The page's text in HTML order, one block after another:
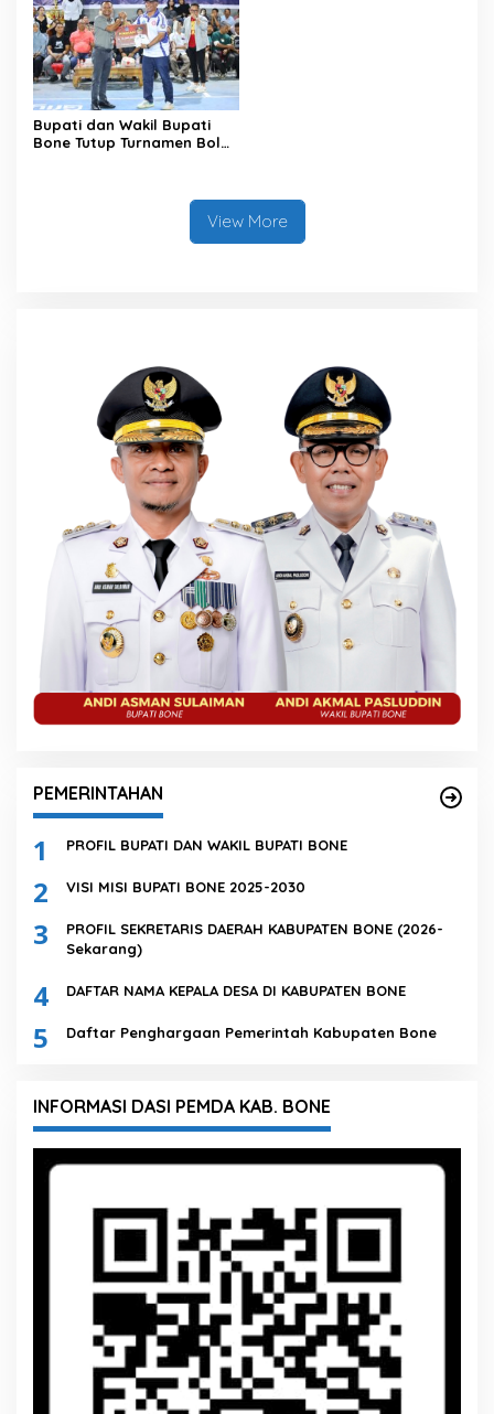
Bupati dan Wakil Bupati
Bone Tutup Turnamen Bola
View More
PEMERINTAHAN
1 PROFIL BUPATI DAN WAKIL BUPATI BONE
2 VISI MISI BUPATI BONE 2025-2030
3
PROFIL SEKRETARIS DAERAH KABUPATEN BONE (2026-
Sekarang)
4 DAFTAR NAMA KEPALA DESA DI KABUPATEN BONE
5 Daftar Penghargaan Pemerintah Kabupaten Bone
INFORMASI DASI PEMDA KAB. BONE